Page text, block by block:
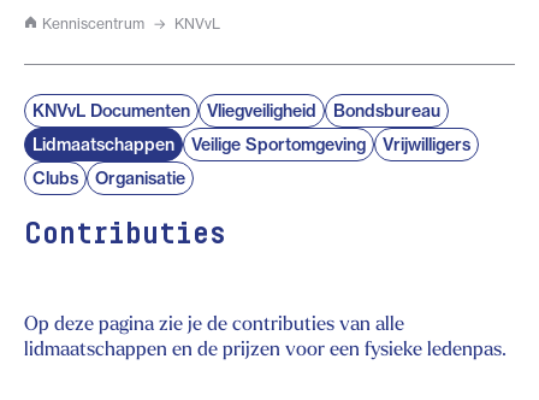
Kenniscentrum KNVvL
KNVvL Documenten Vliegveiligheid
Bondsbureau
Lidmaatschappen
Veilige Sportomgeving
Vrijwilligers
Clubs
Organisatie
Contributies
Op deze pagina zie je de contributies van alle
lidmaatschappen en de prijzen voor een fysieke ledenpas.